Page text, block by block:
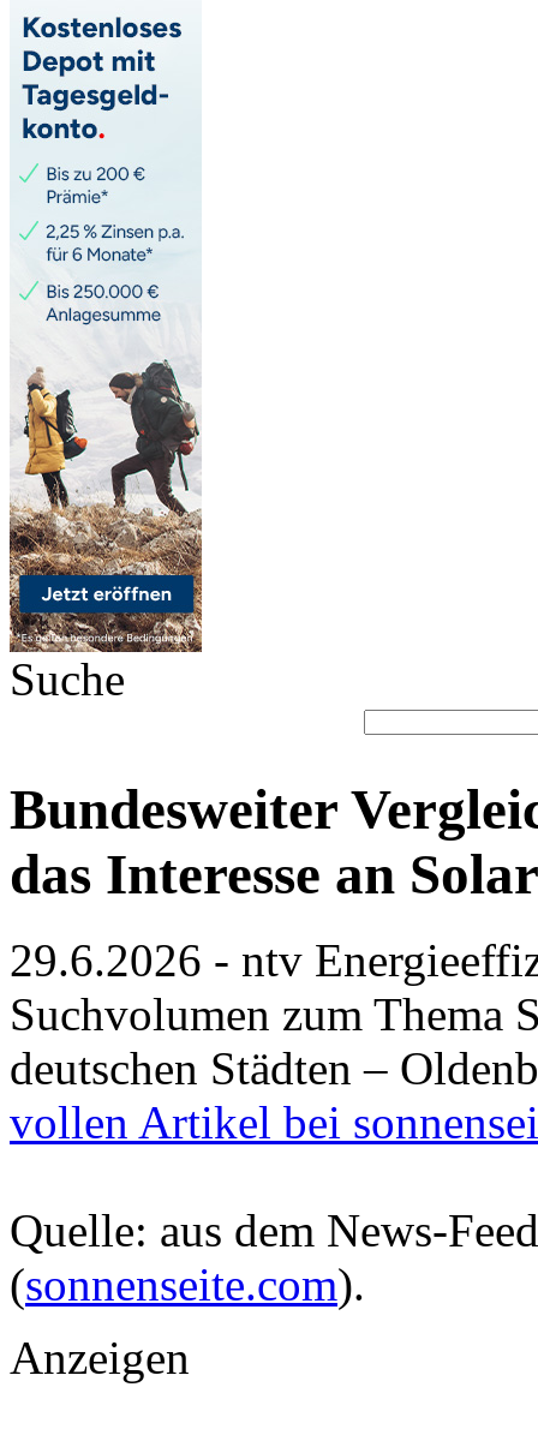
Suche
Bundesweiter
das Interesse an
29.6.2026 - ntv
Suchvolumen zum Thema
deutschen Städten –
vollen Artikel bei
Quelle: aus dem News-
(sonnenseite.com).
Anzeigen